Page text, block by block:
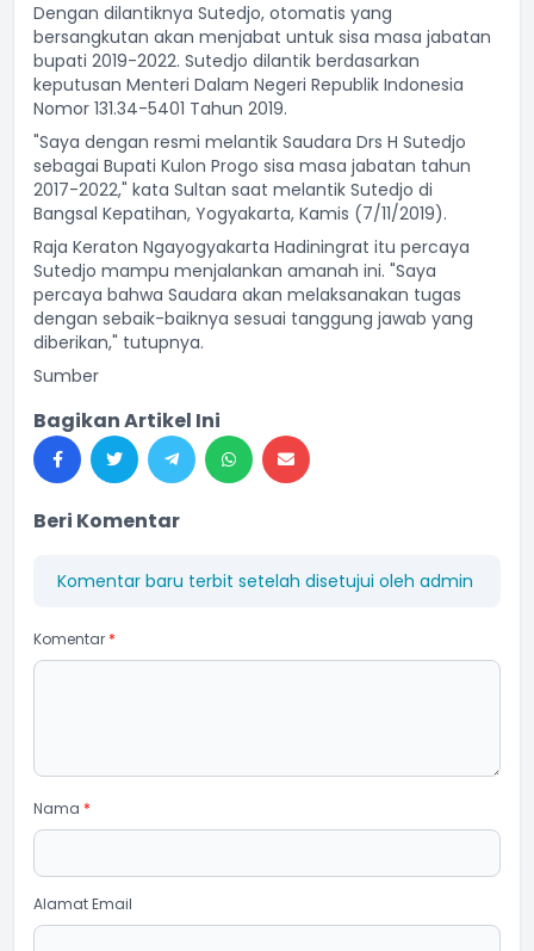
Dengan dilantiknya Sutedjo, otomatis yang
bersangkutan akan menjabat untuk sisa masa jabatan
bupati 2019-2022. Sutedjo dilantik berdasarkan
keputusan Menteri Dalam Negeri Republik Indonesia
Nomor 131.34-5401 Tahun 2019.
"Saya dengan resmi melantik Saudara Drs H Sutedjo
sebagai Bupati Kulon Progo sisa masa jabatan tahun
2017-2022," kata Sultan saat melantik Sutedjo di
Bangsal Kepatihan, Yogyakarta, Kamis (7/11/2019).
Raja Keraton Ngayogyakarta Hadiningrat itu percaya
Sutedjo mampu menjalankan amanah ini. "Saya
percaya bahwa Saudara akan melaksanakan tugas
dengan sebaik-baiknya sesuai tanggung jawab yang
diberikan," tutupnya.
Sumber
Bagikan Artikel Ini
Beri Komentar
Komentar baru terbit setelah disetujui oleh admin
Komentar *
Nama *
Alamat Email